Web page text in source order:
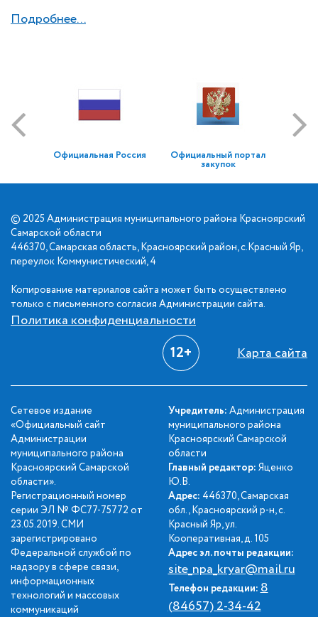
Подробнее...
Официальная Россия Официальный портал
закупок
© 2025 Администрация муниципального района Красноярский
Самарской области
446370, Самарская область, Красноярский район, с.Красный Яр,
переулок Коммунистический, 4
Копирование материалов сайта может быть осуществлено
только с письменного согласия Администрации сайта.
Политика конфиденциальности
12+ Карта сайта
Сетевое издание
«Официальный сайт
Администрации
муниципального района
Красноярский Самарской
области».
Регистрационный номер
серии ЭЛ № ФС77-75772 от
23.05.2019. СМИ
зарегистрировано
Федеральной службой по
надзору в сфере связи,
информационных
технологий и массовых
коммуникаций
Учредитель: Администрация
муниципального района
Красноярский Самарской
области
Главный редактор: Яценко
Ю.В.
Адрес: 446370, Самарская
обл., Красноярский р-н, с.
Красный Яр, ул.
Кооперативная, д. 105
Адрес эл. почты редакции:
site_npa_kryar@mail.ru
Телефон редакции:8
(84657) 2-34-42